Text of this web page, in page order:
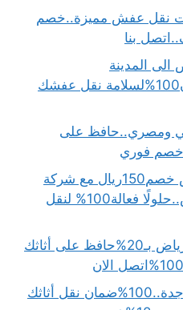
نقل عفش مميزة..خصم
المدينة
المنورة..بـ23%خصم..ضمان100%لسلامة نقل عفشك
ومصري..حافظ على
دينا نقل عفش غرب الرياض خصم150ريال مع شركة
نقل عفش في غرب الرياض..حلولًا فعالة100% لنقل
شركة نقل وتخزين أثاث بالرياض بـ20%حافظ على أثاثك
نقل عفش من الرياض الى جدة..100%ضمان نقل أثاثك